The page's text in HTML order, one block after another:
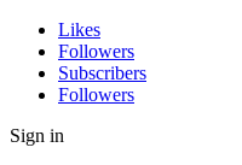
Likes
Followers
Subscribers
Followers
Sign in